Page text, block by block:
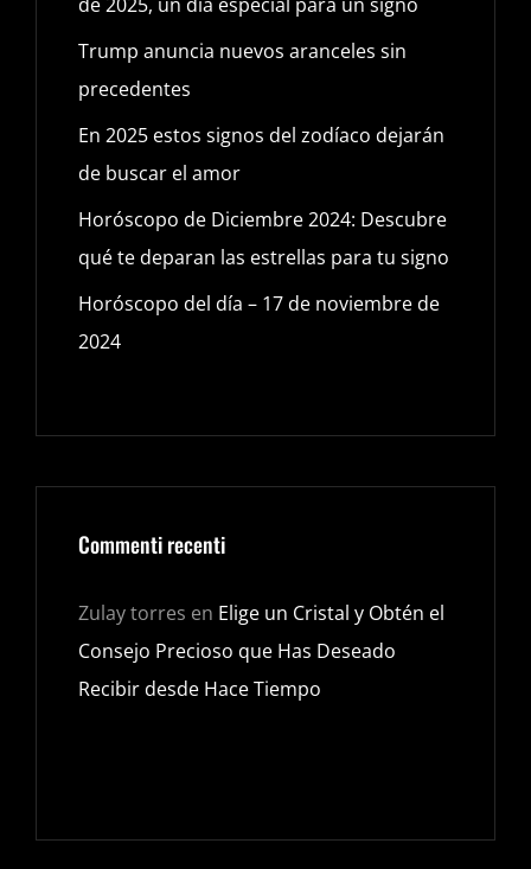
Trump anuncia nuevos aranceles sin
precedentes
En 2025 estos signos del zodíaco dejarán
de buscar el amor
Horóscopo de Diciembre 2024: Descubre
qué te deparan las estrellas para tu signo
Horóscopo del día – 17 de noviembre de
2024
Commenti recenti
Zulay torres en Elige un Cristal y Obtén el
Consejo Precioso que Has Deseado
Recibir desde Hace Tiempo